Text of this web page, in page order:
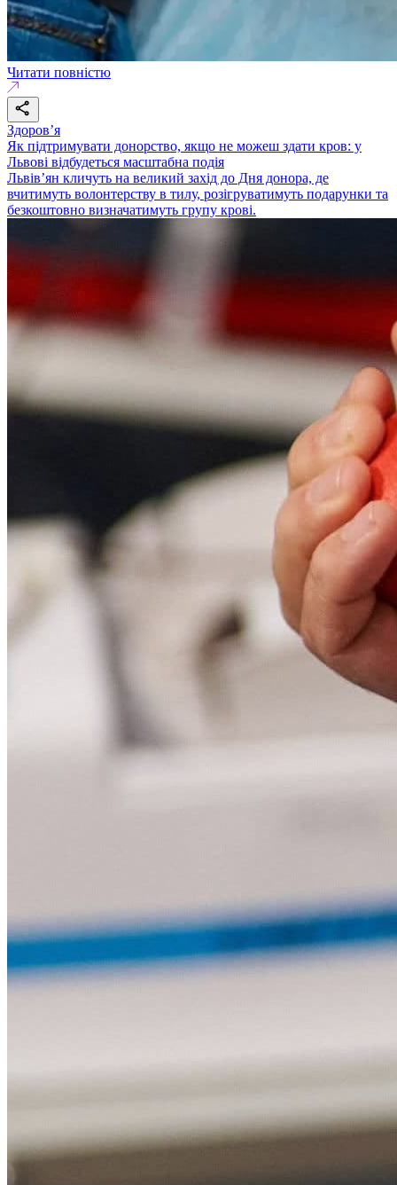
Читати повністю
Здоровʼя
Як підтримувати донорство, якщо не можеш здати кров: у
Львові відбудеться масштабна подія
Львів’ян кличуть на великий захід до Дня донора, де
вчитимуть волонтерству в тилу, розігруватимуть подарунки та
безкоштовно визначатимуть групу крові.